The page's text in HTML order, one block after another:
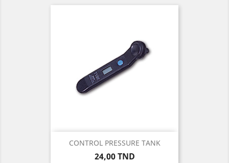
CONTROL PRESSURE TANK
Prix
24,00 TND